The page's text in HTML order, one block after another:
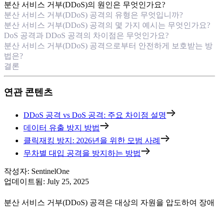
분산 서비스 거부(DDoS)의 원인은 무엇인가요?
분산 서비스 거부(DDoS) 공격의 유형은 무엇입니까?
분산 서비스 거부(DDoS) 공격의 몇 가지 예시는 무엇인가요?
DoS 공격과 DDoS 공격의 차이점은 무엇인가요?
분산 서비스 거부(DDoS) 공격으로부터 안전하게 보호받는 방
법은?
결론
연관 콘텐츠
DDoS 공격 vs DoS 공격: 주요 차이점 설명
데이터 유출 방지 방법
클릭재킹 방지: 2026년을 위한 모범 사례
무차별 대입 공격을 방지하는 방법
작성자: SentinelOne
업데이트됨: July 25, 2025
분산 서비스 거부(DDoS) 공격은 대상의 자원을 압도하여 장애